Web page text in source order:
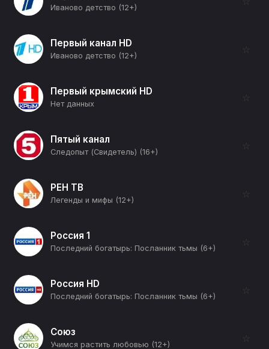
Иваново детство (12+)
Первый канал HD
Иваново детство (12+)
☆
Первый крымский HD
Нет данных
☆
Пятый канал
Следопыт (Свидетель) (16+)
☆
РЕН ТВ
Легенды и мифы (12+)
☆
Россия 1
Последний богатырь: Посланник тьмы (6+)
☆
Россия HD
Последний богатырь: Посланник тьмы (6+)
☆
Союз
Учимся растить любовью (12+)
☆